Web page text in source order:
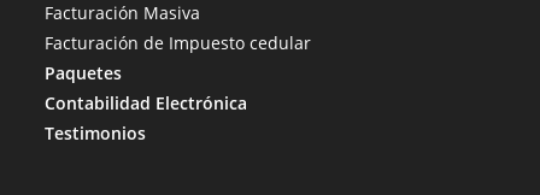
Facturación Masiva
Facturación de Impuesto cedular
Paquetes
Contabilidad Electrónica
Testimonios